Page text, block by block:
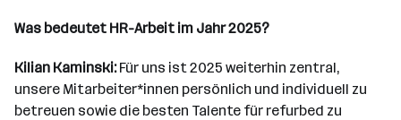
Was bedeutet HR-Arbeit im Jahr 2025?
Kilian Kaminski:Für uns ist 2025 weiterhin zentral,
unsere Mitarbeiter*innen persönlich und individuell zu
betreuen sowie die besten Talente für refurbed zu